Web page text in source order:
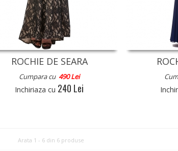
ROCHIE DE SEARA
Cumpara cu 490 Lei
Inchiriaza cu 240 Lei
Arata 1 - 6 din 6 produse